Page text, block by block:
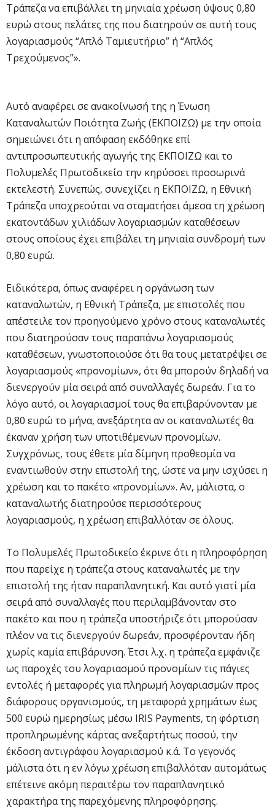
Τράπεζα να επιβάλλει τη μηνιαία χρέωση ύψους 0,80
ευρώ στους πελάτες της που διατηρούν σε αυτή τους
λογαριασμούς “Απλό Ταμιευτήριο” ή “Απλός
Τρεχούμενος”».
Αυτό αναφέρει σε ανακοίνωσή της η Ένωση
Καταναλωτών Ποιότητα Ζωής (ΕΚΠΟΙΖΩ) με την οποία
σημειώνει ότι η απόφαση εκδόθηκε επί
αντιπροσωπευτικής αγωγής της ΕΚΠΟΙΖΩ και το
Πολυμελές Πρωτοδικείο την κηρύσσει προσωρινά
εκτελεστή. Συνεπώς, συνεχίζει η ΕΚΠΟΙΖΩ, η Εθνική
Τράπεζα υποχρεούται να σταματήσει άμεσα τη χρέωση
εκατοντάδων χιλιάδων λογαριασμών καταθέσεων
στους οποίους έχει επιβάλει τη μηνιαία συνδρομή των
0,80 ευρώ.
Ειδικότερα, όπως αναφέρει η οργάνωση των
καταναλωτών, η Εθνική Τράπεζα, με επιστολές που
απέστειλε τον προηγούμενο χρόνο στους καταναλωτές
που διατηρούσαν τους παραπάνω λογαριασμούς
καταθέσεων, γνωστοποιούσε ότι θα τους μετατρέψει σε
λογαριασμούς «προνομίων», ότι θα μπορούν δηλαδή να
διενεργούν μία σειρά από συναλλαγές δωρεάν. Για το
λόγο αυτό, οι λογαριασμοί τους θα επιβαρύνονταν με
0,80 ευρώ το μήνα, ανεξάρτητα αν οι καταναλωτές θα
έκαναν χρήση των υποτιθέμενων προνομίων.
Συγχρόνως, τους έθετε μία δίμηνη προθεσμία να
εναντιωθούν στην επιστολή της, ώστε να μην ισχύσει η
χρέωση και το πακέτο «προνομίων». Αν, μάλιστα, ο
καταναλωτής διατηρούσε περισσότερους
λογαριασμούς, η χρέωση επιβαλλόταν σε όλους.
Το Πολυμελές Πρωτοδικείο έκρινε ότι η πληροφόρηση
που παρείχε η τράπεζα στους καταναλωτές με την
επιστολή της ήταν παραπλανητική. Και αυτό γιατί μία
σειρά από συναλλαγές που περιλαμβάνονταν στο
πακέτο και που η τράπεζα υποστήριζε ότι μπορούσαν
πλέον να τις διενεργούν δωρεάν, προσφέρονταν ήδη
χωρίς καμία επιβάρυνση. Έτσι λ.χ. η τράπεζα εμφάνιζε
ως παροχές του λογαριασμού προνομίων τις πάγιες
εντολές ή μεταφορές για πληρωμή λογαριασμών προς
διάφορους οργανισμούς, τη μεταφορά χρημάτων έως
500 ευρώ ημερησίως μέσω IRIS Payments, τη φόρτιση
προπληρωμένης κάρτας ανεξαρτήτως ποσού, την
έκδοση αντιγράφου λογαριασμού κ.ά. Το γεγονός
μάλιστα ότι η εν λόγω χρέωση επιβαλλόταν αυτομάτως
επέτεινε ακόμη περαιτέρω τον παραπλανητικό
χαρακτήρα της παρεχόμενης πληροφόρησης.